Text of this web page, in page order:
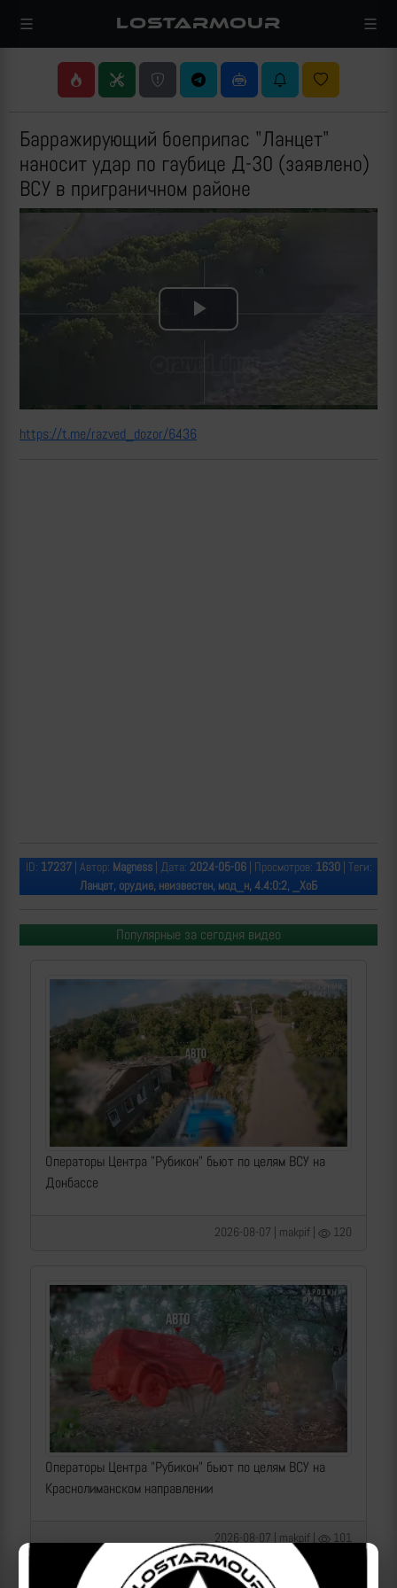
LOSTARMOUR
Барражирующий боеприпас "Ланцет"
наносит удар по гаубице Д-30 (заявлено)
ВСУ в приграничном районе
Play
https://t.me/razved_dozor/6436
ID: 17237| Автор: Magness| Дата: 2024-05-06| Просмотров: 1630| Теги:
Ланцет, орудие, неизвестен, мод_н, 4.4:0:2, _ХоБ
Популярные за сегодня видео
Операторы Центра "Рубикон" бьют по целям ВСУ на
Донбассе
2026-08-07 | makpif | 120
Операторы Центра "Рубикон" бьют по целям ВСУ на
Краснолиманском направлении
2026-08-07 | makpif | 101